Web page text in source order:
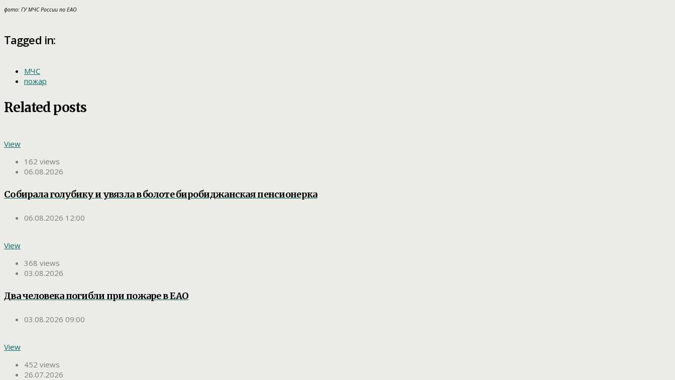
фото: ГУ МЧС России по ЕАО
Tagged in:
МЧС
пожар
Related posts
View
162 views
06.08.2026
Собирала голубику и увязла в болоте биробиджанская пенсионерка
06.08.2026 12:00
View
368 views
03.08.2026
Два человека погибли при пожаре в ЕАО
03.08.2026 09:00
View
452 views
26.07.2026